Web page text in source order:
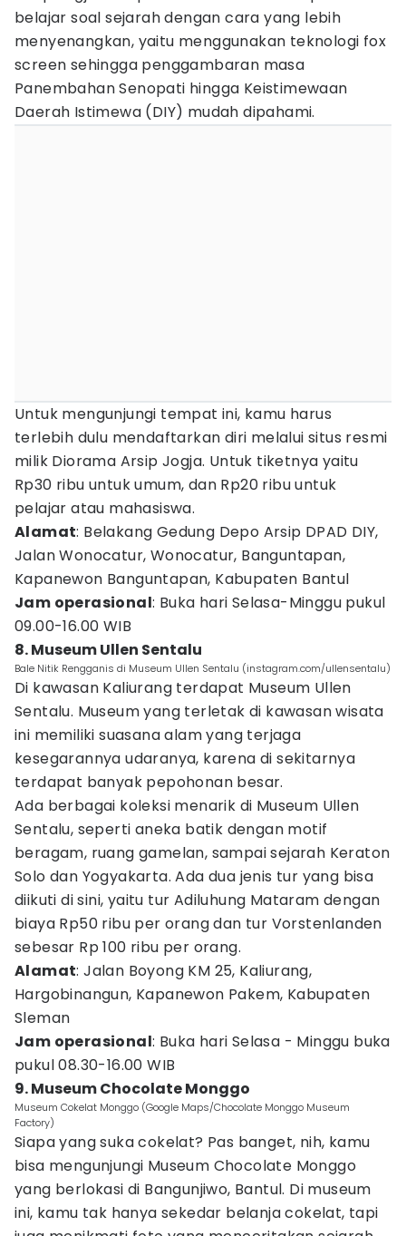
belajar soal sejarah dengan cara yang lebih
menyenangkan, yaitu menggunakan teknologi fox
screen sehingga penggambaran masa
Panembahan Senopati hingga Keistimewaan
Daerah Istimewa (DIY) mudah dipahami.
Untuk mengunjungi tempat ini, kamu harus
terlebih dulu mendaftarkan diri melalui situs resmi
milik Diorama Arsip Jogja. Untuk tiketnya yaitu
Rp30 ribu untuk umum, dan Rp20 ribu untuk
pelajar atau mahasiswa.
Alamat: Belakang Gedung Depo Arsip DPAD DIY,
Jalan Wonocatur, Wonocatur, Banguntapan,
Kapanewon Banguntapan, Kabupaten Bantul
Jam operasional: Buka hari Selasa-Minggu pukul
09.00-16.00 WIB
8. Museum Ullen Sentalu
Bale Nitik Rengganis di Museum Ullen Sentalu (instagram.com/ullensentalu)
Di kawasan Kaliurang terdapat Museum Ullen
Sentalu. Museum yang terletak di kawasan wisata
ini memiliki suasana alam yang terjaga
kesegarannya udaranya, karena di sekitarnya
terdapat banyak pepohonan besar.
Ada berbagai koleksi menarik di Museum Ullen
Sentalu, seperti aneka batik dengan motif
beragam, ruang gamelan, sampai sejarah Keraton
Solo dan Yogyakarta. Ada dua jenis tur yang bisa
diikuti di sini, yaitu tur Adiluhung Mataram dengan
biaya Rp50 ribu per orang dan tur Vorstenlanden
sebesar Rp 100 ribu per orang.
Alamat: Jalan Boyong KM 25, Kaliurang,
Hargobinangun, Kapanewon Pakem, Kabupaten
Sleman
Jam operasional: Buka hari Selasa - Minggu buka
pukul 08.30-16.00 WIB
9. Museum Chocolate Monggo
Museum Cokelat Monggo (Google Maps/Chocolate Monggo Museum
Factory)
Siapa yang suka cokelat? Pas banget, nih, kamu
bisa mengunjungi Museum Chocolate Monggo
yang berlokasi di Bangunjiwo, Bantul. Di museum
ini, kamu tak hanya sekedar belanja cokelat, tapi